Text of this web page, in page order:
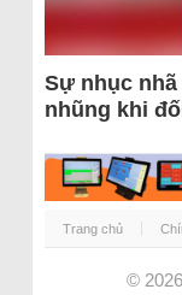
Sự nhục
nhũng khi
Trang chủ
© 2026